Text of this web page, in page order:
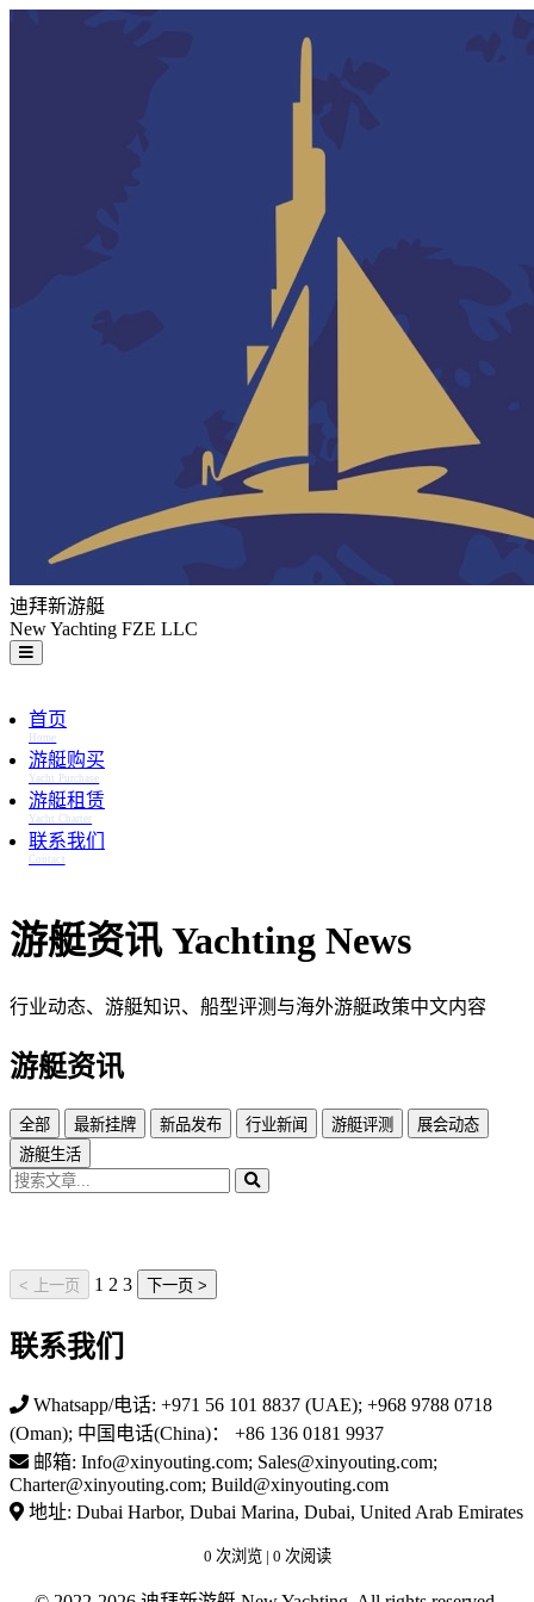
迪拜新游艇
New Yachting FZE LLC
首页
Home
游艇购买
Yacht Purchase
游艇租赁
Yacht Charter
联系我们
Contact
游艇资讯 Yachting News
行业动态、游艇知识、船型评测与海外游艇政策中文内容
游艇资讯
全部 最新挂牌 新品发布 行业新闻 游艇评测
展会动态
游艇生活
< 上一页 1 2 3 下一页 >
联系我们
Whatsapp/电话: +971 56 101 8837 (UAE); +968 9788 0718
(Oman); 中国电话(China)： +86 136 0181 9937
邮箱: Info@xinyouting.com; Sales@xinyouting.com;
Charter@xinyouting.com; Build@xinyouting.com
地址: Dubai Harbor, Dubai Marina, Dubai, United Arab Emirates
0 次浏览 | 0 次阅读